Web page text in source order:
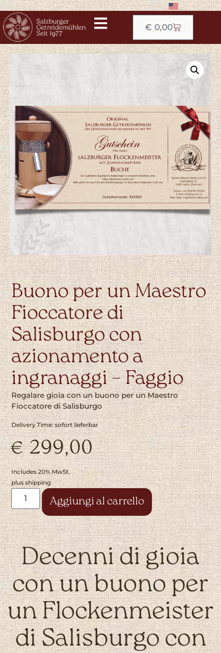
€ 0,00
Buono per un Maestro
Fioccatore di
Salisburgo con
azionamento a
ingranaggi – Faggio
Regalare gioia con un buono per un Maestro
Fioccatore di Salisburgo
Delivery Time: sofort lieferbar
€299,00
Includes 20% MwSt.
plusshipping
Aggiungi al carrello
Alternative:
Decenni di gioia
con un buono per
un Flockenmeister
di Salisburgo con